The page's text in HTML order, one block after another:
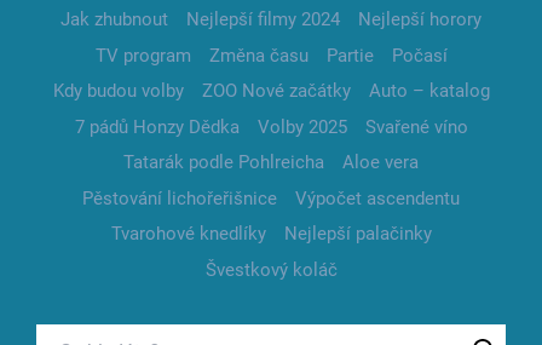
Jak zhubnout Nejlepší filmy 2024
Nejlepší horory
TV program
Změna času Partie
Počasí
Kdy budou volby
ZOO Nové začátky
Auto – katalog
7 pádů Honzy Dědka
Volby 2025
Svařené víno
Tatarák podle Pohlreicha
Aloe vera
Pěstování lichořeřišnice
Výpočet ascendentu
Tvarohové knedlíky
Nejlepší palačinky
Švestkový koláč